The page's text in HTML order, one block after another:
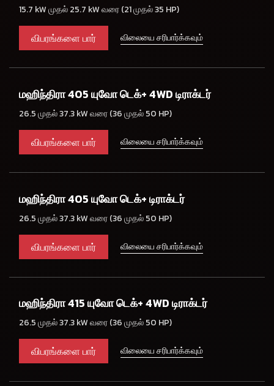
15.7 kW முதல் 25.7 kW வரை (21 முதல் 35 HP)
விபரங்களை பார் விலையை சரிபார்க்கவும்
மஹிந்திரா 405 யுவோ டெக்+ 4WD டிராக்டர்
26.5 முதல் 37.3 kW வரை (36 முதல் 50 HP)
விபரங்களை பார் விலையை சரிபார்க்கவும்
மஹிந்திரா 405 யுவோ டெக்+ டிராக்டர்
26.5 முதல் 37.3 kW வரை (36 முதல் 50 HP)
விபரங்களை பார் விலையை சரிபார்க்கவும்
மஹிந்திரா 415 யுவோ டெக்+ 4WD டிராக்டர்
26.5 முதல் 37.3 kW வரை (36 முதல் 50 HP)
விபரங்களை பார் விலையை சரிபார்க்கவும்